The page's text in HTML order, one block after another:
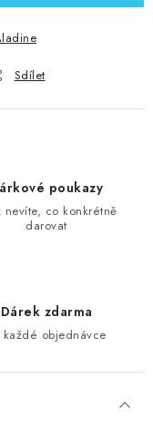
Sdílet
poukazy
nevíte, co konkrétně
darovat
Dárek zdarma
každé objednávce